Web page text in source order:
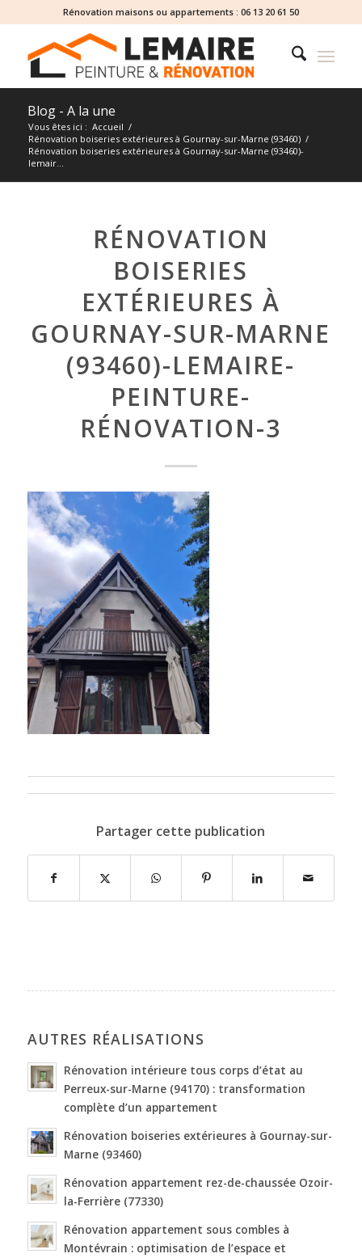
Rénovation maisons ou appartements : 06 13 20 61 50
Blog - A la une
Vous êtes ici : Accueil /
Rénovation boiseries extérieures à Gournay-sur-Marne (93460) /
Rénovation boiseries extérieures à Gournay-sur-Marne (93460)-
lemair...
RÉNOVATION
BOISERIES
EXTÉRIEURES À
GOURNAY-SUR-MARNE
(93460)-LEMAIRE-
PEINTURE-
RÉNOVATION-3
Partager cette publication
AUTRES RÉALISATIONS
Rénovation intérieure tous corps d’état au
Perreux-sur-Marne (94170) : transformation
complète d’un appartement
Rénovation boiseries extérieures à Gournay-sur-
Marne (93460)
Rénovation appartement rez-de-chaussée Ozoir-
la-Ferrière (77330)
Rénovation appartement sous combles à
Montévrain : optimisation de l’espace et